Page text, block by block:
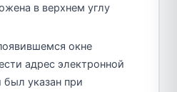
в верхнем углу
окне
адрес электронной
указан при